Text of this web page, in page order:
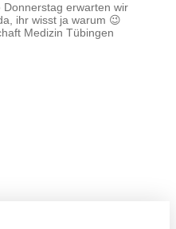
Donnerstag erwarten wir
ihr wisst ja warum 😉
Medizin Tübingen